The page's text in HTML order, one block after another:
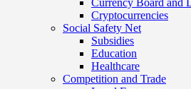
Currency Board and
Cryptocurrencies
Social Safety Net
Subsidies
Education
Healthcare
Competition and Trade